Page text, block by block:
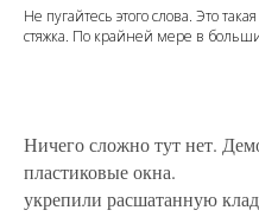
Не пугайтесь этого слова. Это
стяжка. По крайней мере в
Ничего сложно тут нет.
пластиковые окна.
укрепили расшатанную